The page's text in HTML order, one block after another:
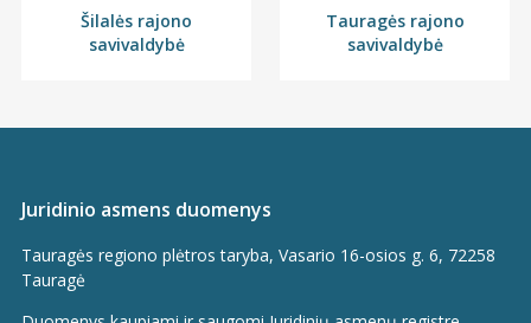
Šilalės rajono
savivaldybė
Tauragės rajono
savivaldybė
Juridinio asmens duomenys
Tauragės regiono plėtros taryba, Vasario 16-osios g. 6, 72258
Tauragė